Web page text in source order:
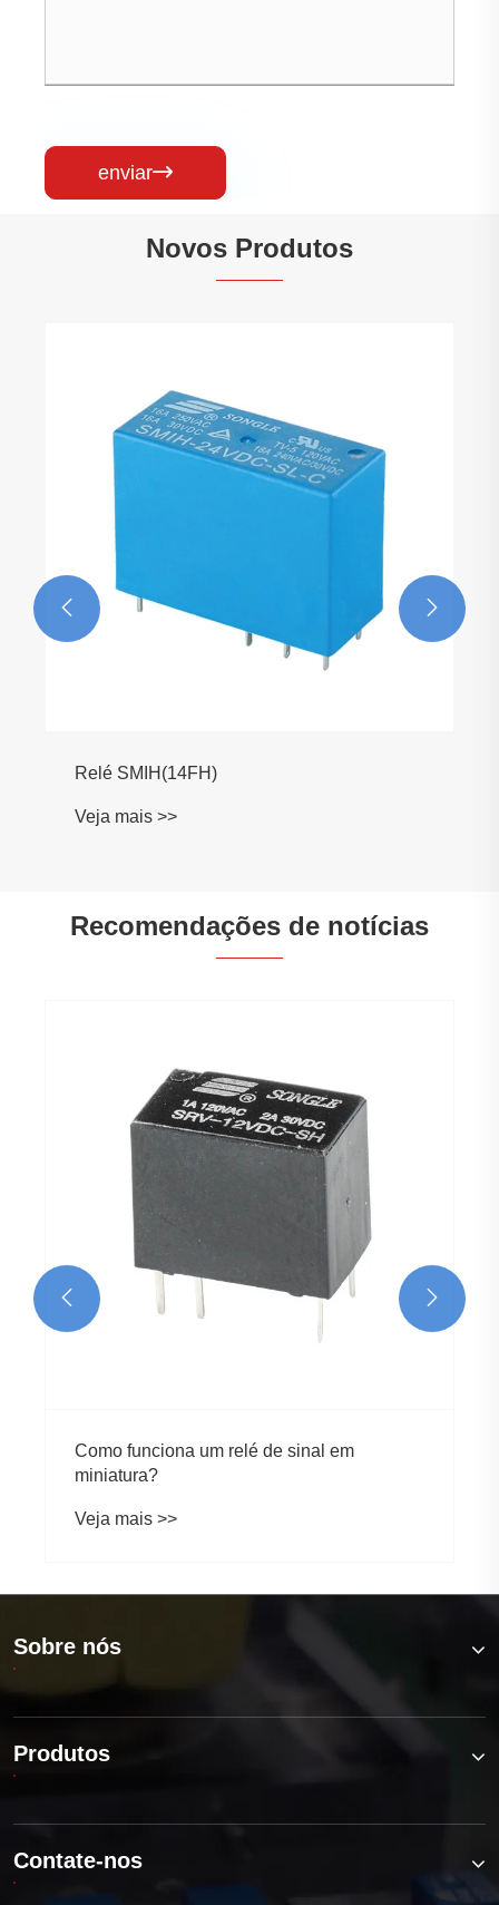
enviar
Novos Produtos
Relé SMIH(14FH)
Veja mais >>
 
Recomendações de notícias
Como funciona um relé de sinal em
miniatura?
Veja mais >>
 
Sobre nós
Produtos
Contate-nos